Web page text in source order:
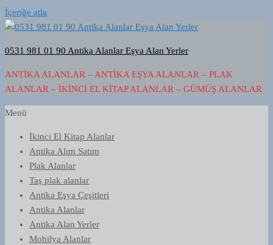
İçeriğe atla
0531 981 01 90 Antika Alanlar Eşya Alan Yerler
ANTIKA ALANLAR – ANTIKA EŞYA ALANLAR – PLAK
ALANLAR – İKINCI EL KITAP ALANLAR – GÜMÜŞ ALANLAR
Menü
İkinci El Kitap Alanlar
Antika Alım Satım
Plak Alanlar
Taş plak alanlar
Antika Eşya Çeşitleri
Antika Alanlar
Antika Alan Yerler
Mobilya Alanlar